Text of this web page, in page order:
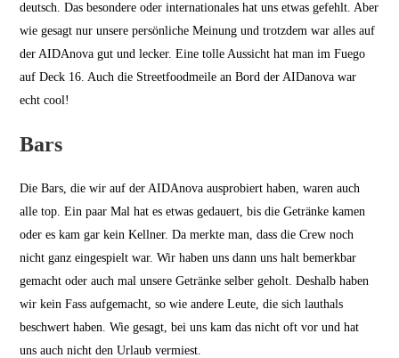
deutsch. Das besondere oder internationales hat uns etwas gefehlt. Aber
wie gesagt nur unsere persönliche Meinung und trotzdem war alles auf
der AIDAnova gut und lecker. Eine tolle Aussicht hat man im Fuego
auf Deck 16. Auch die Streetfoodmeile an Bord der AIDanova war
echt cool!
Bars
Die Bars, die wir auf der AIDAnova ausprobiert haben, waren auch
alle top. Ein paar Mal hat es etwas gedauert, bis die Getränke kamen
oder es kam gar kein Kellner. Da merkte man, dass die Crew noch
nicht ganz eingespielt war. Wir haben uns dann uns halt bemerkbar
gemacht oder auch mal unsere Getränke selber geholt. Deshalb haben
wir kein Fass aufgemacht, so wie andere Leute, die sich lauthals
beschwert haben. Wie gesagt, bei uns kam das nicht oft vor und hat
uns auch nicht den Urlaub vermiest.